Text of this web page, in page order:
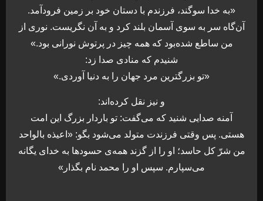
«به خدا سوگند، فرزندم با دستان خود بر زمین فرودآمد.
آن‌گاه سر به سوی آسمان بلند کرد و به آن نگریست. نوری از
من ساطع شده‌بود که همه چیز در پرتوش نورانی بود.»
شنیدم که منادی صدا زد:
«تو بزرگترین مرد جهان را به دنیا آوردی.»
و نیز نقل کرده‌اند:
آمنه صدایی شنید که می‌گفت: تو باردار بزرگ این امت
هستی. پس وقتی فرزندت متولد می‌شود بگو: «اعیذه بالواحد
من شرّ کل حاسد؛ او را از گزند همه‌ی حسودها به خدای یگانه
می‌سپارم. سپس او را محمد نام بگذار»